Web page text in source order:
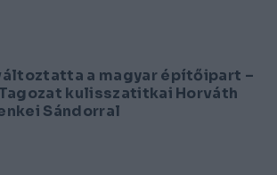
a magyar építőipart –
kulisszatitkai Horváth
Sándorral